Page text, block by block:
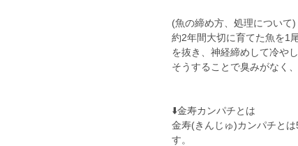
(魚の締め方、処理について)
約2年間大切に育てた魚を1
を抜き、神経締めして冷やし
そうすることで臭みがなく
⬇️金寿カンパチとは
金寿(きんじゅ)カンパチと
す。